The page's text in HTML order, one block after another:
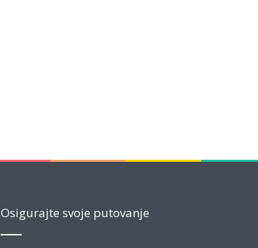
Osigurajte svoje putovanje